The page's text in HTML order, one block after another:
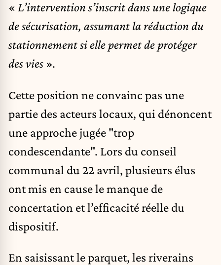
« L’intervention s’inscrit dans une logique
de sécurisation, assumant la réduction du
stationnement si elle permet de protéger
des vies ».
Cette position ne convainc pas une
partie des acteurs locaux, qui dénoncent
une approche jugée "trop
condescendante". Lors du conseil
communal du 22 avril, plusieurs élus
ont mis en cause le manque de
concertation et l’efficacité réelle du
dispositif.
En saisissant le parquet, les riverains